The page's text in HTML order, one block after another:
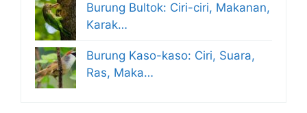
Burung Bultok: Ciri-ciri, Makanan,
Karak…
Burung Kaso-kaso: Ciri, Suara,
Ras, Maka…